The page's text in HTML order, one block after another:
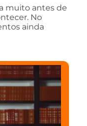
muito antes de
No
ainda